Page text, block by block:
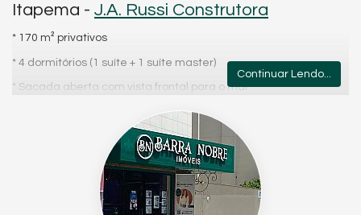
Itapema - J.A. Russi Construtora
* 170 m² privativos
* 4 dormitórios (1 suíte + 1 suíte master)
* Sacada aberta com vista frontal para o mar
* 2 vagas de garagem
🏖 Lazer com salão de festas, academia, sala de jogos e
espaço gourmet.
Continuar Lendo...